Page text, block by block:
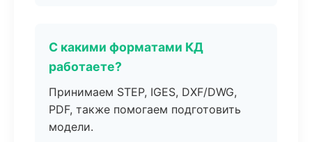
С какими форматами КД
работаете?
Принимаем STEP, IGES, DXF/DWG,
PDF, также помогаем подготовить
модели.